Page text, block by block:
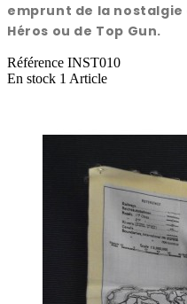
emprunt de la nostalgie
Héros ou de Top Gun.
Référence INST010
En stock 1 Article